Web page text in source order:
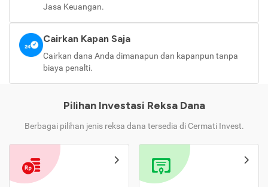
Jasa Keuangan.
Cairkan Kapan Saja
Cairkan dana Anda dimanapun dan kapanpun tanpa
biaya penalti.
Pilihan Investasi Reksa Dana
Berbagai pilihan jenis reksa dana tersedia di Cermati Invest.